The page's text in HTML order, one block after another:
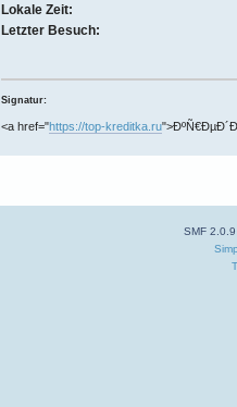
Lokale Zeit:
Letzter Besuch:
Signatur:
<a href="https://top-kreditka.ru
SMF 2.0.9